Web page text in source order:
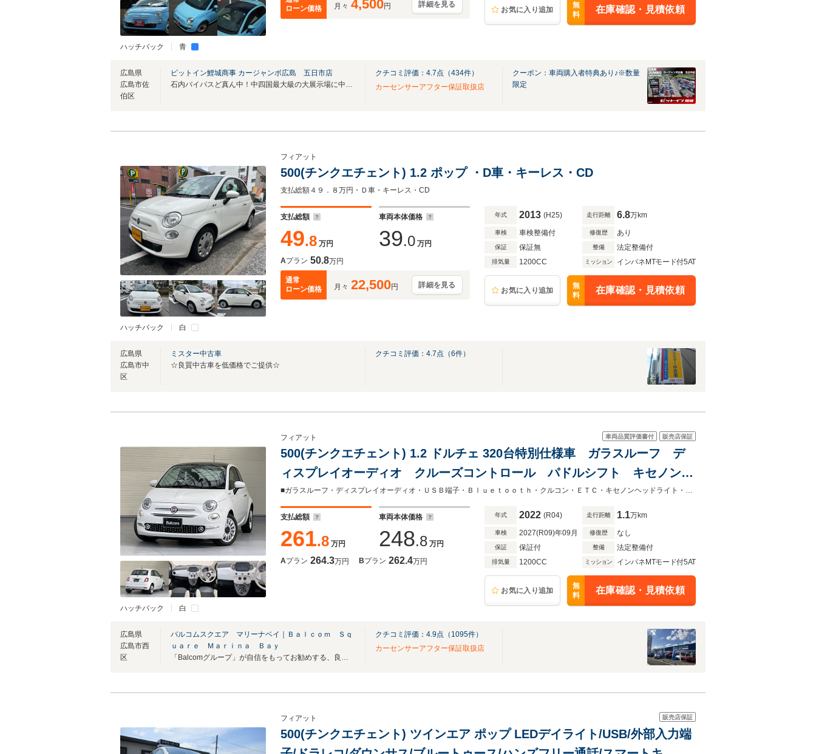
ハッチバック 青
ローン価格
月々 4,500円 詳細を見る
お気に入り追加
無
料
在庫確認・見積依頼
広島県
広島市佐
伯区
ピットイン鯉城商事 カージャンボ広島 五日市店
石内バイパスど真ん中！中四国最大級の大展示場に中古車が勢揃い！！
クチコミ評価： 4.7点（434件）
カーセンサーアフター保証取扱店
クーポン：車両購入者特典あり♪※数量
限定
ハッチバック 白
フィアット
500(チンクエチェント) 1.2 ポップ ・D車・キーレス・CD
支払総額４９．８万円・Ｄ車・キーレス・CD
支払総額
49.8 万円
車両本体価格
39.0 万円
Aプラン 50.8万円
通常
ローン価格
月々 22,500円 詳細を見る
年式 2013 (H25) 走行距離 6.8万km
車検 車検整備付 修復歴 あり
保証 保証無 整備 法定整備付
排気量 1200CC ミッション インパネMTモード付5AT
お気に入り追加
無
料
在庫確認・見積依頼
広島県
広島市中
区
ミスター中古車
☆良質中古車を低価格でご提供☆
クチコミ評価： 4.7点（6件）
ハッチバック 白
車両品質評価書付 販売店保証
フィアット
500(チンクエチェント) 1.2 ドルチェ 320台特別仕様車 ガラスルーフ デ
ィスプレイオーディオ クルーズコントロール パドルシフト キセノンヘ
ッドライト ヘッドライトウォッシャー 純正15アルミホイール リアコー
ナーセンサー
■ガラスルーフ・ディスプレイオーディオ・ＵＳＢ端子・Ｂｌｕｅｔｏｏｔｈ・クルコン・ＥＴＣ・キセノンヘッドライト・純正１５アルミ・リアコーナーセンサー・アイドリングストップ
支払総額
261.8 万円
車両本体価格
248.8 万円
Aプラン 264.3万円 Bプラン 262.4万円
年式 2022 (R04) 走行距離 1.1万km
車検 2027(R09)年09月 修復歴 なし
保証 保証付 整備 法定整備付
排気量 1200CC ミッション インパネMTモード付5AT
お気に入り追加
無
料
在庫確認・見積依頼
広島県
広島市西
区
バルコムスクエア マリーナベイ｜Ｂａｌｃｏｍ Ｓｑ
ｕａｒｅ Ｍａｒｉｎａ Ｂａｙ
「Balcomグループ」が自信をもってお勧めする、良質な輸入車と国産車の専門店です！
クチコミ評価： 4.9点（ 1095件）
カーセンサーアフター保証取扱店
販売店保証
フィアット
500(チンクエチェント) ツインエア ポップ LEDデイライト/USB/外部入力端